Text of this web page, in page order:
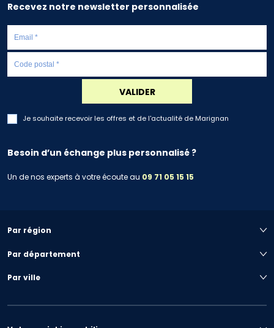
Recevez notre newsletter personnalisée
VALIDER
Je souhaite recevoir les offres et de l'actualité de Marignan
Besoin d’un échange plus personnalisé ?
Un de nos experts à votre écoute au 09 71 05 15 15
Par région
Par département
Par ville